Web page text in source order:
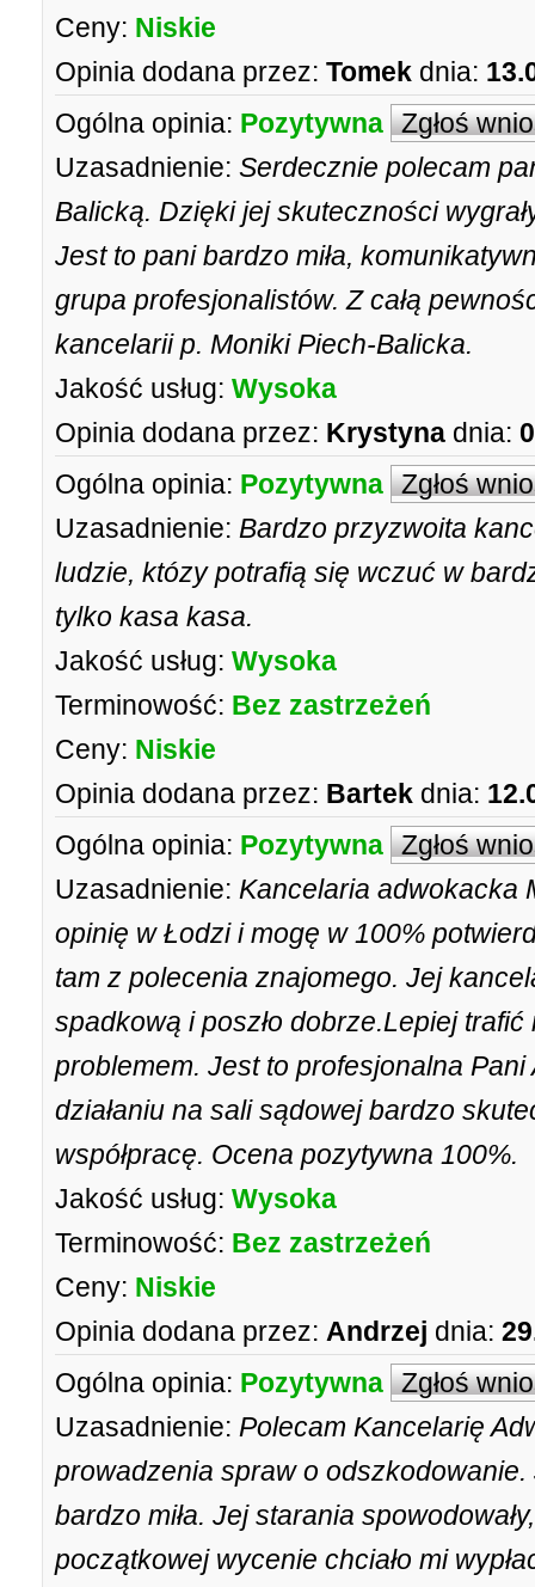
Ceny: Niskie
Opinia dodana przez: Tomek dnia:
Ogólna opinia: Pozytywna Zgłoś
Uzasadnienie: Serdecznie polecam
Balicką. Dzięki jej skuteczności
Jest to pani bardzo miła,
grupa profesjonalistów. Z całą
kancelarii p. Moniki Piech-Balicka.
Jakość usług: Wysoka
Opinia dodana przez: Krystyna dnia:
Ogólna opinia: Pozytywna Zgłoś
Uzasadnienie: Bardzo przyzwoita
ludzie, któzy potrafią się wczuć w
tylko kasa kasa.
Jakość usług: Wysoka
Terminowość: Bez zastrzeżeń
Ceny: Niskie
Opinia dodana przez: Bartek dnia:
Ogólna opinia: Pozytywna Zgłoś
Uzasadnienie: Kancelaria adwokacka
opinię w Łodzi i mogę w 100%
tam z polecenia znajomego. Jej
spadkową i poszło dobrze.Lepiej trafić
problemem. Jest to profesjonalna
działaniu na sali sądowej bardzo
współpracę. Ocena pozytywna 100%.
Jakość usług: Wysoka
Terminowość: Bez zastrzeżeń
Ceny: Niskie
Opinia dodana przez: Andrzej dnia:
Ogólna opinia: Pozytywna Zgłoś
Uzasadnienie: Polecam Kancelarię
prowadzenia spraw o
bardzo miła. Jej starania
początkowej wycenie chciało mi